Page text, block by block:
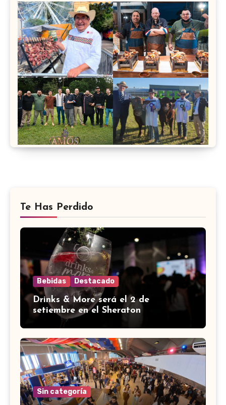
Te Has Perdido
Bebidas Destacado
Drinks & More será el 2 de
setiembre en el Sheraton
Sin categoría